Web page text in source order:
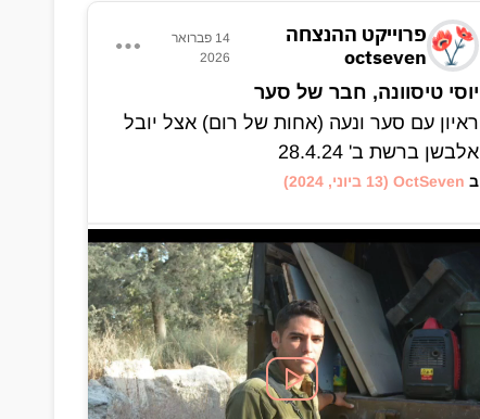
פרוייקט ההנצחה
octseven
14 פברואר
2026
יוסי טיסוונה, חבר של סער
ראיון עם סער ונעה (אחות של רום) אצל יובל
אלבשן ברשת ב' 28.4.24
ב OctSeven (13 ביוני, 2024)